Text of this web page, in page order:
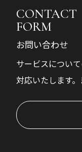
CONTACT
FORM
お問い合わせ
サービスについ
対応いたします